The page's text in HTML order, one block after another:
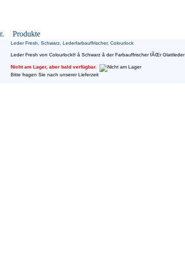
Produkte
Leder Fresh, Schwarz, Lederfarbauffrischer, Colourlock
Leder Fresh von Colourlock® â Schwarz â der Farbauffrischer fÃŒr
Nicht am Lager, aber bald verfügbar.
Bitte fragen Sie nach unserer Lieferzeit